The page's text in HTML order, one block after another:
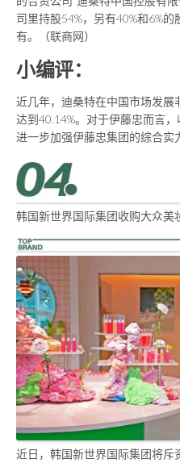
司里持股54%，另有40%和6%
有。（联商网）
小编评：
近几年，迪桑特在中国市场发
达到40.14%。对于伊藤忠而言
进一步加强伊藤忠集团的综合实
韩国新世界国际集团收购大众美
近日，韩国新世界国际集团将